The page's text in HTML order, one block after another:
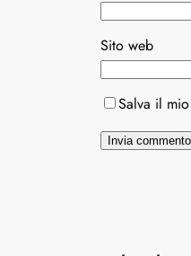
Sito web
Salva il